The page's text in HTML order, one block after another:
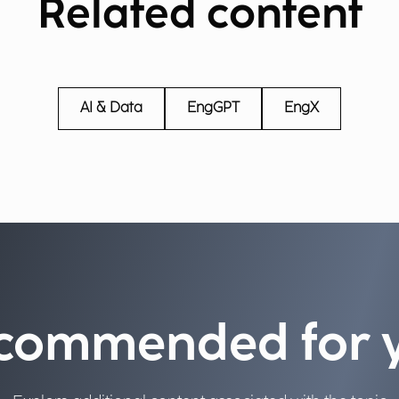
Related content
AI & Data EngGPT EngX
for